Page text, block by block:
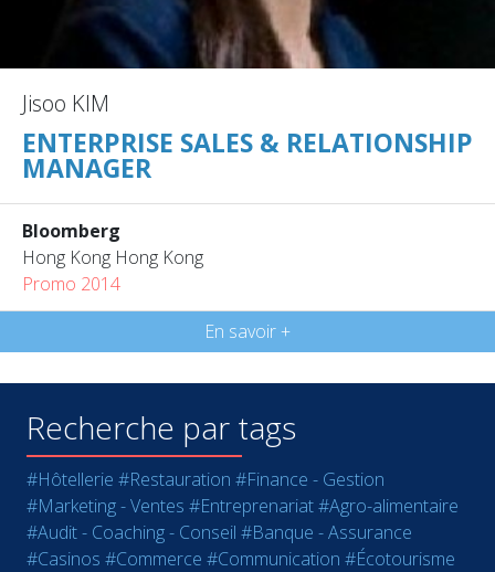
Jisoo KIM
ENTERPRISE SALES & RELATIONSHIP
MANAGER
Bloomberg
Hong Kong Hong Kong
Promo 2014
En savoir +
Recherche par tags
#Hôtellerie #Restauration #Finance - Gestion
#Marketing - Ventes #Entreprenariat#Agro-alimentaire
#Audit - Coaching - Conseil #Banque - Assurance
#Casinos #Commerce #Communication #Écotourisme